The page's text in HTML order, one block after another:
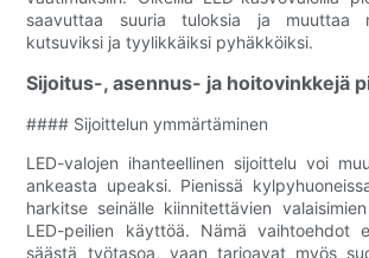
saavuttaa suuria tuloksia ja muuttaa
kutsuviksi ja tyylikkäiksi pyhäkköiksi.
Sijoitus-, asennus- ja hoitovinkkejä
#### Sijoittelun ymmärtäminen
LED-valojen ihanteellinen sijoittelu voi
ankeasta upeaksi. Pienissä
harkitse seinälle kiinnitettävien
LED-peilien käyttöä. Nämä vaihtoehdot
säästä työtasoa, vaan tarjoavat myös